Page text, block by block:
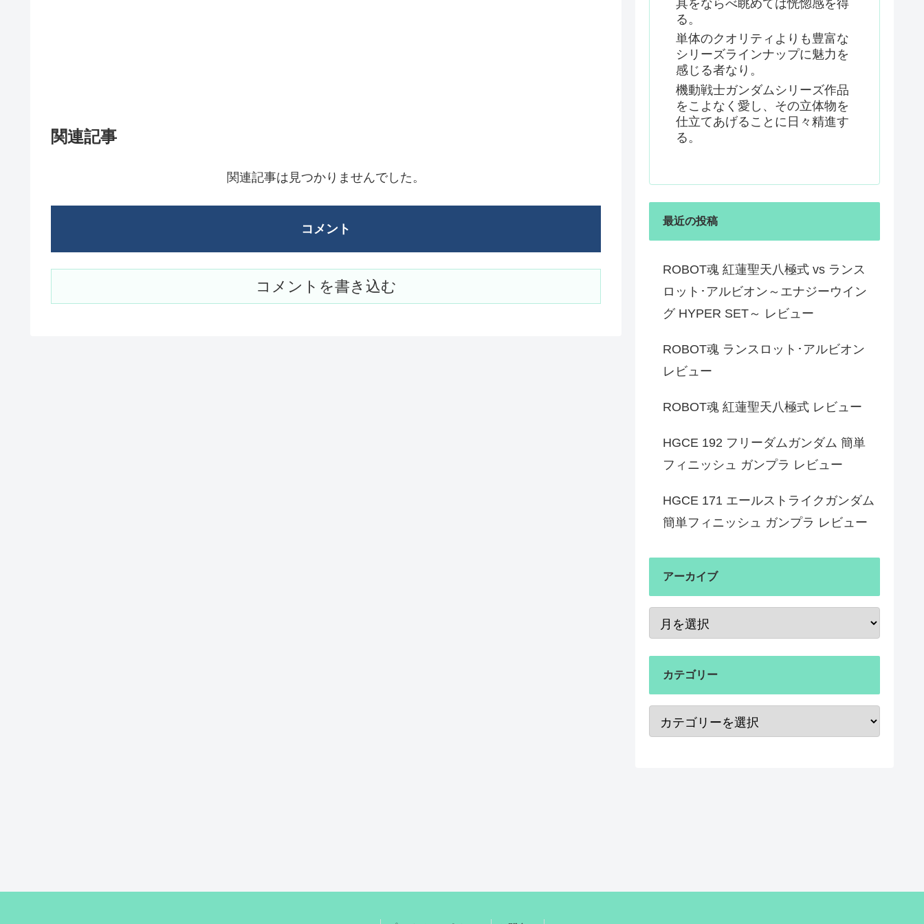
関連記事
関連記事は見つかりませんでした。
コメント
コメントを書き込む
具をならべ眺めては恍惚感を得
る。
単体のクオリティよりも豊富な
シリーズラインナップに魅力を
感じる者なり。
機動戦士ガンダムシリーズ作品
をこよなく愛し、その立体物を
仕立てあげることに日々精進す
る。
最近の投稿
ROBOT魂 紅蓮聖天八極式 vs ランス
ロット･アルビオン～エナジーウイン
グ HYPER SET～ レビュー
ROBOT魂 ランスロット･アルビオン
レビュー
ROBOT魂 紅蓮聖天八極式 レビュー
HGCE 192 フリーダムガンダム 簡単
フィニッシュ ガンプラ レビュー
HGCE 171 エールストライクガンダム
簡単フィニッシュ ガンプラ レビュー
アーカイブ
カテゴリー